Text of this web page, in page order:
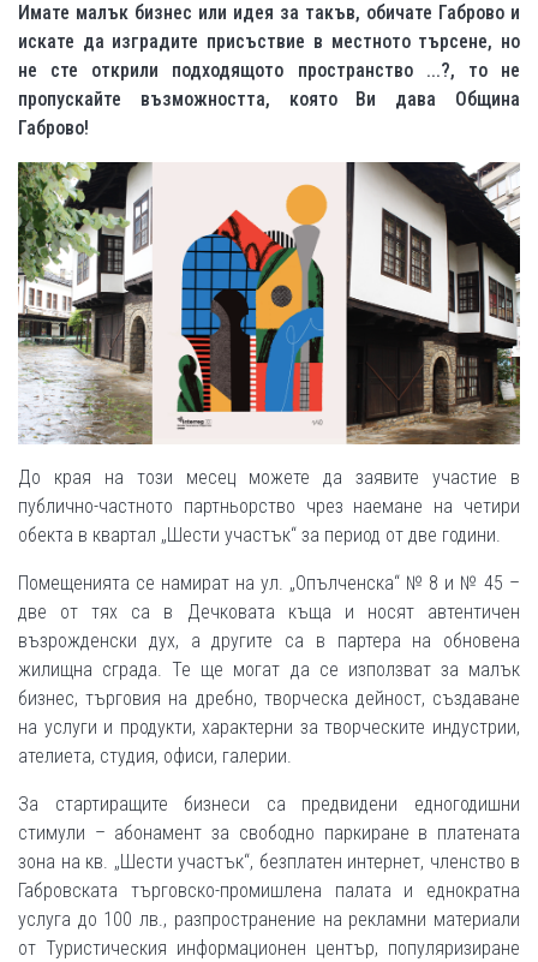
Имате малък бизнес или идея за такъв, обичате Габрово и
искате да изградите присъствие в местното търсене, но
не сте открили подходящото пространство ...?, то не
пропускайте възможността, която Ви дава Община
Габрово!
До края на този месец можете да заявите участие в
публично-частното партньорство чрез наемане на четири
обекта в квартал „Шести участък“ за период от две години.
Помещенията се намират на ул. „Опълченска“ № 8 и № 45 –
две от тях са в Дечковата къща и носят автентичен
възрожденски дух, а другите са в партера на обновена
жилищна сграда. Те ще могат да се използват за малък
бизнес, търговия на дребно, творческа дейност, създаване
на услуги и продукти, характерни за творческите индустрии,
ателиета, студия, офиси, галерии.
За стартиращите бизнеси са предвидени едногодишни
стимули – абонамент за свободно паркиране в платената
зона на кв. „Шести участък“, безплатен интернет, членство в
Габровската търговско-промишлена палата и еднократна
услуга до 100 лв., разпространение на рекламни материали
от Туристическия информационен център, популяризиране